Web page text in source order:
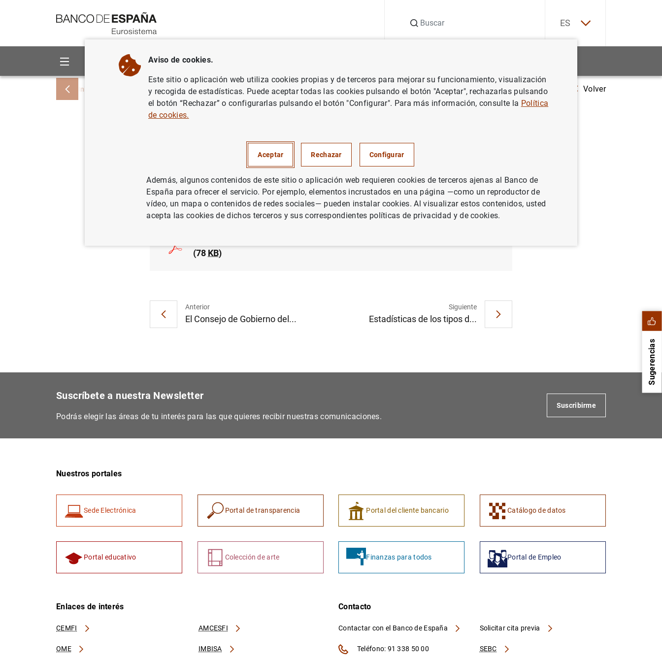
ES
Sobre el Banco Áreas de actuación
Inicio Noticias y eventos Noticias del Banco Central Europeo Notas de prensa del Banco Central Europeo Estado financiero consolidado del Eurosistema a 3 de febrero de
Volver
3 de febrero de 2012
POLÍTICA MONETARIA ESPAÑA
(78 KB)
Anterior
El Consejo de Gobierno del...
Siguiente
Estadísticas de los tipos d...
Sugerencias
Suscríbete a nuestra Newsletter
Podrás elegir las áreas de tu interés para las que quieres recibir nuestras comunicaciones.
Suscribirme
Nuestros portales
Sede Electrónica Portal de transparencia Portal del cliente bancario Catálogo de datos
Portal educativo Colección de arte Finanzas para todos Portal de Empleo
Enlaces de interés
CEMFI AMCESFI
OME IMBISA
Contacto
Contactar con el Banco de España
SEBC
Solicitar cita previa
Teléfono: 91 338 50 00
Aviso de cookies.
Este sitio o aplicación web utiliza cookies propias y de terceros para mejorar su funcionamiento, visualización
y recogida de estadísticas. Puede aceptar todas las cookies pulsando el botón "Aceptar", rechazarlas pulsando
el botón “Rechazar” o configurarlas pulsando el botón "Configurar". Para más información, consulte la Política
de cookies.
Aceptar Rechazar Configurar
Además, algunos contenidos de este sitio o aplicación web requieren cookies de terceros ajenas al Banco de
España para ofrecer el servicio. Por ejemplo, elementos incrustados en una página —como un reproductor de
vídeo, un mapa o contenidos de redes sociales— pueden instalar cookies. Al visualizar estos contenidos, usted
acepta las cookies de dichos terceros y sus correspondientes políticas de privacidad y de cookies.